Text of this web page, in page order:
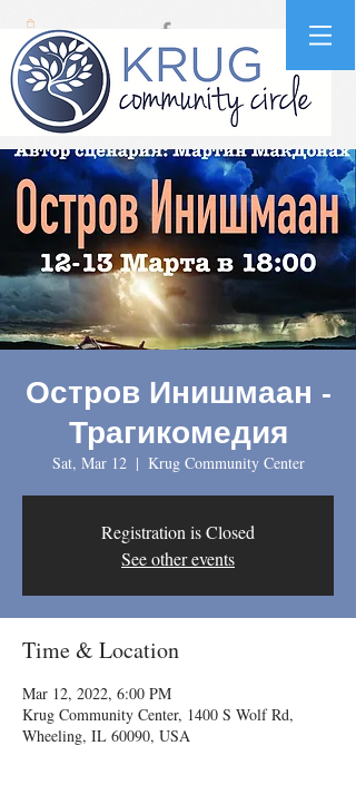
Остров Инишмаан -
Трагикомедия
Sat, Mar 12
  |
Krug Community Center
Registration is Closed
See other events
Time & Location
Mar 12, 2022, 6:00 PM
Krug Community Center, 1400 S Wolf Rd,
Wheeling, IL 60090, USA